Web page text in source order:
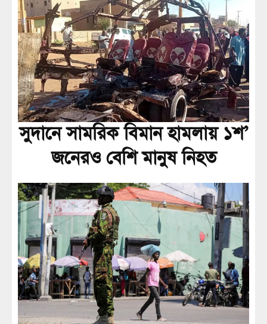
সুদানে সামরিক বিমান হামলায় ১শ’
জনেরও বেশি মানুষ নিহত